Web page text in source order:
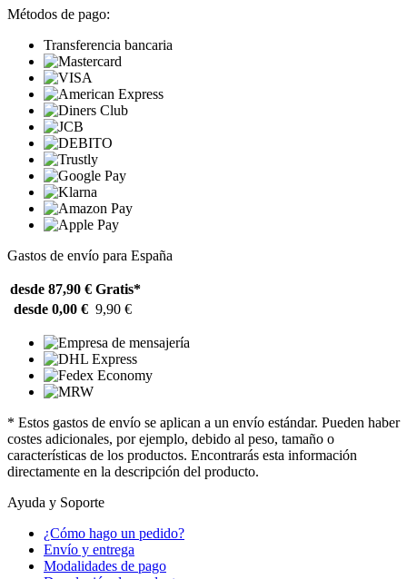
Métodos de pago:
Transferencia bancaria
Gastos de envío para España
desde 87,90 € Gratis*
desde 0,00 € 9,90 €
* Estos gastos de envío se aplican a un envío estándar. Pueden haber
costes adicionales, por ejemplo, debido al peso, tamaño o
características de los productos. Encontrarás esta información
directamente en la descripción del producto.
Ayuda y Soporte
¿Cómo hago un pedido?
Envío y entrega
Modalidades de pago